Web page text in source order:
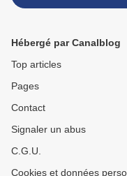
Aethon
Hébergé par Canalblog
Top articles
Pages
Contact
Signaler un abus
C.G.U.
Cookies et données